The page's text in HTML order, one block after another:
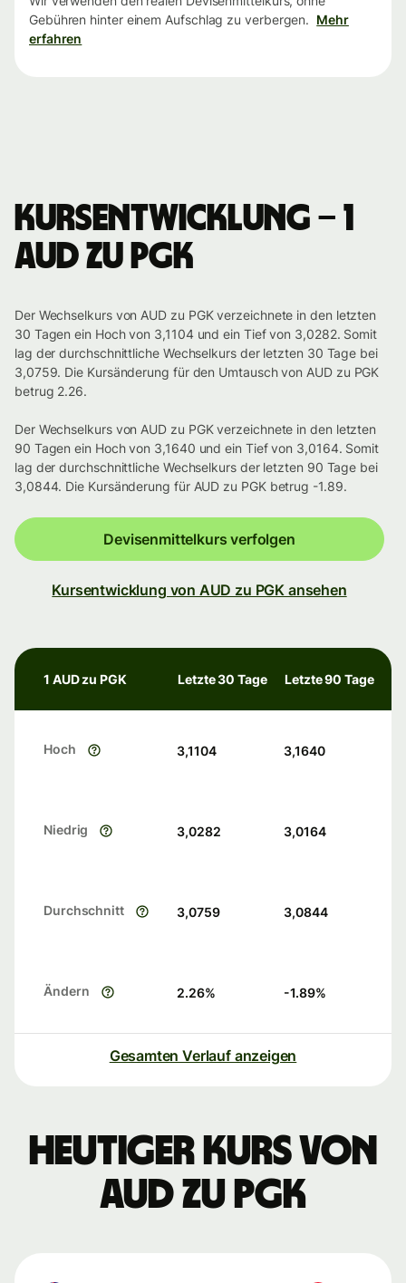
Gebühren hinter einem Aufschlag zu verbergen. Mehr
erfahren
Kursentwicklung – 1
AUD zu PGK
Der Wechselkurs von AUD zu PGK verzeichnete in den letzten
30 Tagen ein Hoch von 3,1104 und ein Tief von 3,0282. Somit
lag der durchschnittliche Wechselkurs der letzten 30 Tage bei
3,0759. Die Kursänderung für den Umtausch von AUD zu PGK
betrug 2.26.
Der Wechselkurs von AUD zu PGK verzeichnete in den letzten
90 Tagen ein Hoch von 3,1640 und ein Tief von 3,0164. Somit
lag der durchschnittliche Wechselkurs der letzten 90 Tage bei
3,0844. Die Kursänderung für AUD zu PGK betrug -1.89.
Devisenmittelkurs verfolgen
Kursentwicklung von AUD zu PGK ansehen
1 AUD zu PGK Letzte 30 Tage Letzte 90 Tage
Hoch 3,1104 3,1640
Niedrig 3,0282 3,0164
Durchschnitt 3,0759 3,0844
Ändern 2.26% -1.89%
Gesamten Verlauf anzeigen
Heutiger Kurs von
AUD zu PGK